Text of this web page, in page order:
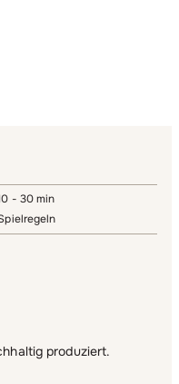
- 30 min
produziert.